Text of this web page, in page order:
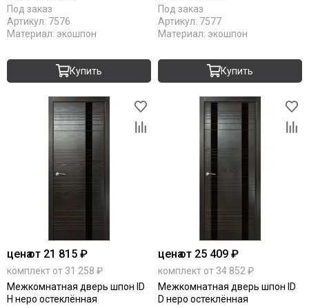
Под покраску
Под заказ
Артикул: 7576
Материал: экошпон
Купить
Под заказ
Артикул: 7577
Материал: экошпон
Купить
ценаот 21 815 ₽
комплект от 31 258 ₽
Межкомнатная дверь шпон ID
H неро остеклённая
ценаот 25 409 ₽
комплект от 34 852 ₽
Межкомнатная дверь шпон ID
D неро остеклённая